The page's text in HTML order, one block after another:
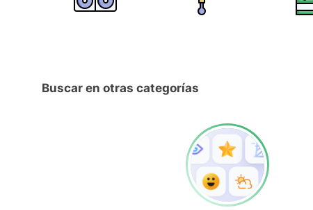
Buscar en otras categorías